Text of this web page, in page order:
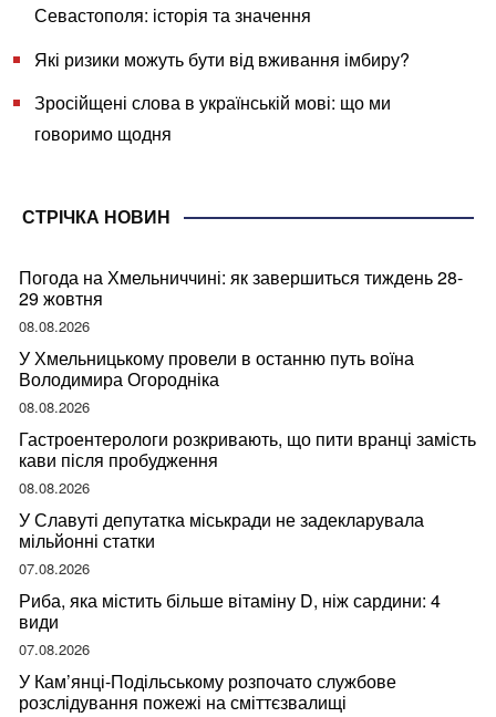
Севастополя: історія та значення
Які ризики можуть бути від вживання імбиру?
Зросійщені слова в українській мові: що ми
говоримо щодня
СТРІЧКА НОВИН
Погода на Хмельниччині: як завершиться тиждень 28-
29 жовтня
08.08.2026
У Хмельницькому провели в останню путь воїна
Володимира Огородніка
08.08.2026
Гастроентерологи розкривають, що пити вранці замість
кави після пробудження
08.08.2026
У Славуті депутатка міськради не задекларувала
мільйонні статки
07.08.2026
Риба, яка містить більше вітаміну D, ніж сардини: 4
види
07.08.2026
У Кам’янці-Подільському розпочато службове
розслідування пожежі на сміттєзвалищі